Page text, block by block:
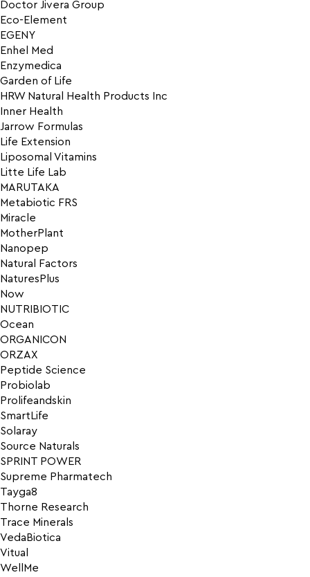
Doctor Jivera Group
Eco-Element
EGENY
Enhel Med
Enzymedica
Garden of Life
HRW Natural Health Products Inc
Inner Health
Jarrow Formulas
Life Extension
Liposomal Vitamins
Litte Life Lab
MARUTAKA
Metabiotic FRS
Miracle
MotherPlant
Nanopep
Natural Factors
NaturesPlus
Now
NUTRIBIOTIC
Ocean
ORGANICON
ORZAX
Peptide Science
Probiolab
Prolifeandskin
SmartLife
Solaray
Source Naturals
SPRINT POWER
Supreme Pharmatech
Tayga8
Thorne Research
Trace Minerals
VedaBiotica
Vitual
WellMe